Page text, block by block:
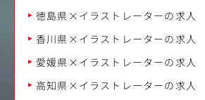
徳島県×イラストレーターの求人
香川県×イラストレーターの求人
愛媛県×イラストレーターの求人
高知県×イラストレーターの求人